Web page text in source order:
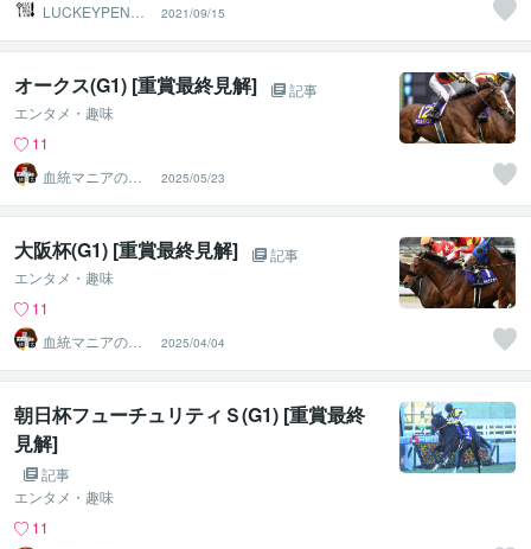
LUCKEYPEN工
2021/09/15
オークス(G1) [重賞最終見解]
記事
エンタメ・趣味
11
血統マニアの独
り言
2025/05/23
大阪杯(G1) [重賞最終見解]
記事
エンタメ・趣味
11
血統マニアの独
り言
2025/04/04
朝日杯フューチュリティＳ(G1) [重賞最終
見解]
記事
エンタメ・趣味
11